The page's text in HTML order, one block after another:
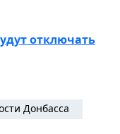
отключать
Донбасса